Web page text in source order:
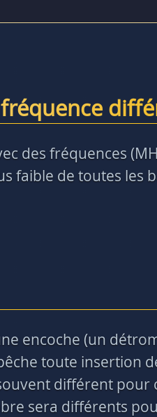
des fréquences
faible de toutes les
encoche (un
toute insertion
différent pour
sera différents